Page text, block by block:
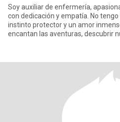
Soy auxiliar de enfermería,
con dedicación y empatía. No
instinto protector y un amor
encantan las aventuras, descubrir